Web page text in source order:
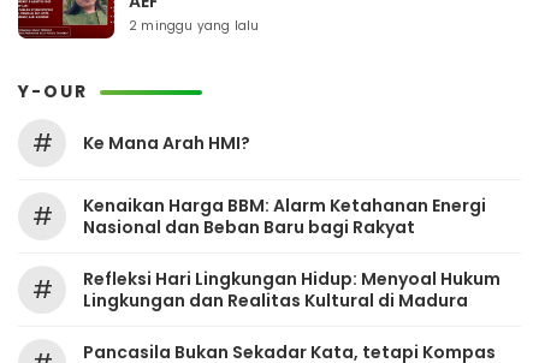
2 minggu yang lalu
Y-OUR
# Ke Mana Arah HMI?
#
Kenaikan Harga BBM: Alarm Ketahanan Energi
Nasional dan Beban Baru bagi Rakyat
#
Refleksi Hari Lingkungan Hidup: Menyoal Hukum
Lingkungan dan Realitas Kultural di Madura
Pancasila Bukan Sekadar Kata, tetapi Kompas